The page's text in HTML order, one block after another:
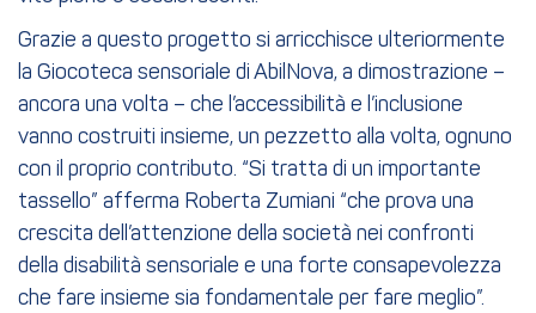
Grazie a questo progetto si arricchisce ulteriormente
la Giocoteca sensoriale di AbilNova, a dimostrazione –
ancora una volta – che l’accessibilità e l’inclusione
vanno costruiti insieme, un pezzetto alla volta, ognuno
con il proprio contributo. “Si tratta di un importante
tassello” afferma Roberta Zumiani “che prova una
crescita dell’attenzione della società nei confronti
della disabilità sensoriale e una forte consapevolezza
che fare insieme sia fondamentale per fare meglio”.